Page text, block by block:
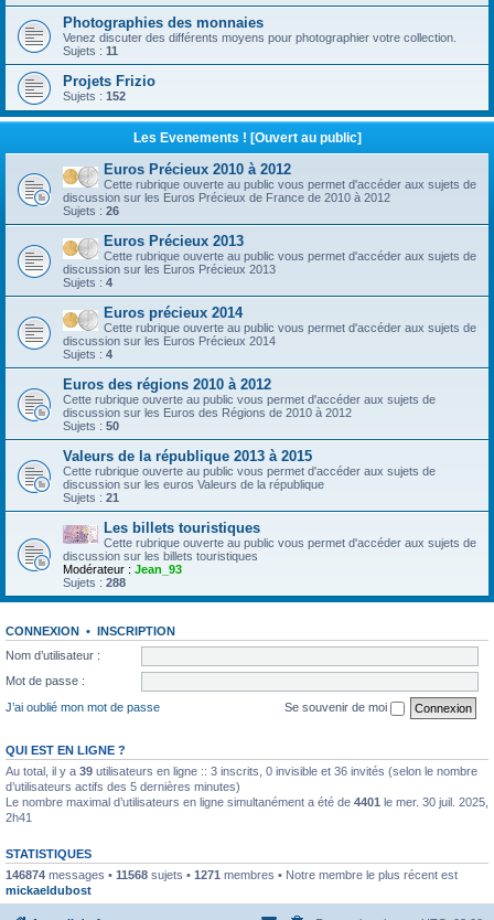
Photographies des monnaies
Venez discuter des différents moyens pour photographier votre collection.
Sujets : 11
Projets Frizio
Sujets : 152
Les Evenements ! [Ouvert au public]
Euros Précieux 2010 à 2012
Cette rubrique ouverte au public vous permet d'accéder aux sujets de
discussion sur les Euros Précieux de France de 2010 à 2012
Sujets : 26
Euros Précieux 2013
Cette rubrique ouverte au public vous permet d'accéder aux sujets de
discussion sur les Euros Précieux 2013
Sujets : 4
Euros précieux 2014
Cette rubrique ouverte au public vous permet d'accéder aux sujets de
discussion sur les Euros Précieux 2014
Sujets : 4
Euros des régions 2010 à 2012
Cette rubrique ouverte au public vous permet d'accéder aux sujets de
discussion sur les Euros des Régions de 2010 à 2012
Sujets : 50
Valeurs de la république 2013 à 2015
Cette rubrique ouverte au public vous permet d'accéder aux sujets de
discussion sur les euros Valeurs de la république
Sujets : 21
Les billets touristiques
Cette rubrique ouverte au public vous permet d'accéder aux sujets de
discussion sur les billets touristiques
Modérateur : Jean_93
Sujets : 288
CONNEXION • INSCRIPTION
Nom d’utilisateur :
Mot de passe :
J’ai oublié mon mot de passe
Se souvenir de moi
QUI EST EN LIGNE ?
Au total, il y a 39 utilisateurs en ligne :: 3 inscrits, 0 invisible et 36 invités (selon le nombre
d’utilisateurs actifs des 5 dernières minutes)
Le nombre maximal d’utilisateurs en ligne simultanément a été de 4401 le mer. 30 juil. 2025,
2h41
STATISTIQUES
146874 messages • 11568 sujets • 1271 membres • Notre membre le plus récent est
mickaeldubost